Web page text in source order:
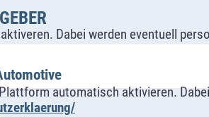
Dabei werden eventuell
automatisch aktivieren.